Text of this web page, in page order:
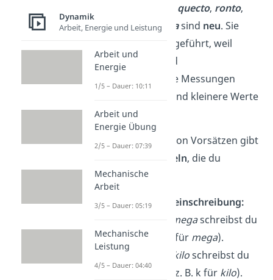
quecto, ronto,
ronnaundquettasind neu. Sie
wurden 2022 eingeführt, weil
Datenmenge und
wissenschaftliche Messungen
immer größere und kleinere Werte
erfordern.
Beim Schreiben von Vorsätzen gibt
drei Regeln, die du
beachten musst:
Groß- und Kleinschreibung:
megaschreibst du
groß (z. B. M für mega).
Vorsätze bis
kiloschreibst du
immer klein (z. B. k für kilo).
Dynamik
Arbeit, Energie und Leistung
Arbeit und
Energie
1/5 – Dauer: 10:11
Arbeit und
Energie Übung
2/5 – Dauer: 07:39
Mechanische
Arbeit
3/5 – Dauer: 05:19
Mechanische
Leistung
4/5 – Dauer: 04:40